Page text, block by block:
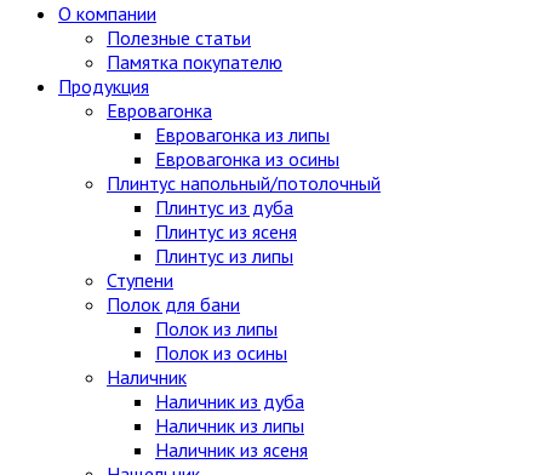
О компании
Полезные статьи
Памятка покупателю
Продукция
Евровагонка
Евровагонка из липы
Евровагонка из осины
Плинтус напольный/потолочный
Плинтус из дуба
Плинтус из ясеня
Плинтус из липы
Ступени
Полок для бани
Полок из липы
Полок из осины
Наличник
Наличник из дуба
Наличник из липы
Наличник из ясеня